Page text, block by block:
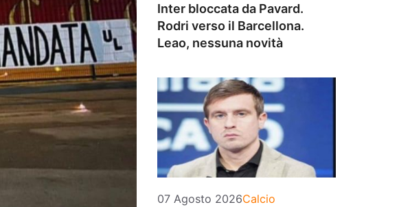
Inter bloccata da Pavard.
Rodri verso il Barcellona.
Leao, nessuna novità
07 Agosto 2026Categorie
Calcio